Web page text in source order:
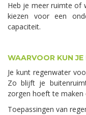
Heb je meer ruimte of
kiezen voor een
capaciteit.
WAARVOOR KUN JE
Je kunt regenwater
Zo blijft je
zorgen hoeft te maken
Toepassingen van